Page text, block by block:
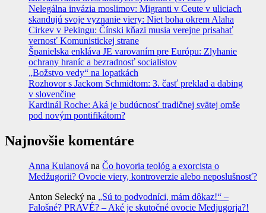
Nelegálna invázia moslimov: Migranti v Ceute v uliciach
skandujú svoje vyznanie viery: Niet boha okrem Alaha
Cirkev v Pekingu: Čínski kňazi musia verejne prisahať
vernosť Komunistickej strane
Španielska enkláva JE varovaním pre Európu: Zlyhanie
ochrany hraníc a bezradnosť socialistov
„Božstvo vedy“ na lopatkách
Rozhovor s Jackom Schmidtom: 3. časť preklad a dabing
v slovenčine
Kardinál Roche: Aká je budúcnosť tradičnej svätej omše
pod novým pontifikátom?
Najnovšie komentáre
Anna Kulanová na Čo hovoria teológ a exorcista o
Medžugorii? Ovocie viery, kontroverzie alebo neposlušnosť?
Anton Selecký na „Sú to podvodníci, mám dôkaz!“ –
Falošné? PRAVÉ? – Aké je skutočné ovocie Medjugorja?!